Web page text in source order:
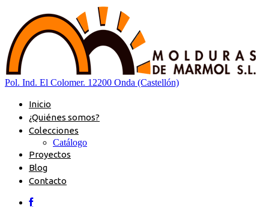
Pol. Ind. El Colomer. 12200 Onda (Castellón)
Inicio
¿Quiénes somos?
Colecciones
Catálogo
Proyectos
Blog
Contacto